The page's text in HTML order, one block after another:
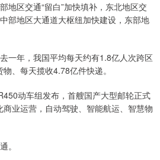
区交通“留白”加快填补，东北地区交
部地区大通道大枢纽加快建设，东部地
年，我国平均每天约有1.8亿人次跨区
、每天揽收4.78亿件快递。
动车组发布，首艘国产大型邮轮正式
业运营，自动驾驶、智能航运、智慧物
。